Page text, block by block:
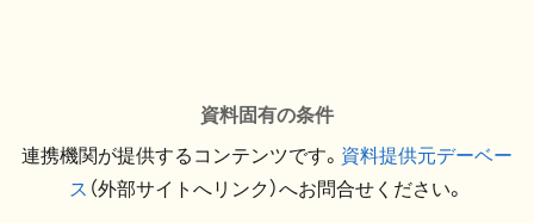
資料固有の条件
連携機関が提供するコンテンツです。 資料提供元デーベー
ス （外部サイトへリンク）へお問合せください。